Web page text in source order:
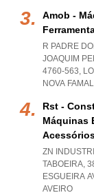
Amob -
R PADRE
JOAQUIM
4760-563,
NOVA
Rst -
Máquinas
ZN
TABOEIRA,
ESGUEIRA
AVEIRO